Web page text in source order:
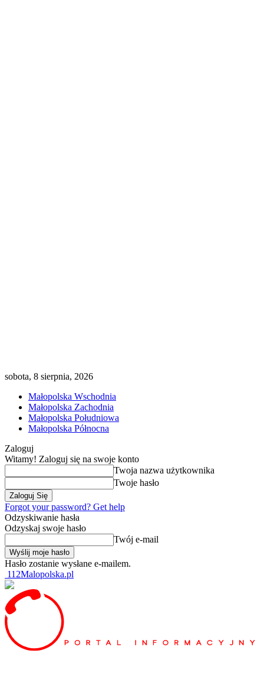
sobota, 8 sierpnia, 2026
Małopolska Wschodnia
Małopolska Zachodnia
Małopolska Południowa
Małopolska Północna
Zaloguj
Witamy! Zaloguj się na swoje konto
Twoja nazwa użytkownika
Twoje hasło
Forgot your password? Get help
Odzyskiwanie hasła
Odzyskaj swoje hasło
Twój e-mail
Hasło zostanie wysłane e-mailem.
112Malopolska.pl